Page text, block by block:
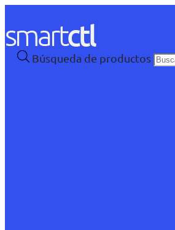
Búsqueda de productos